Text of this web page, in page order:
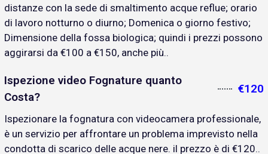
distanze con la sede di smaltimento acque reflue; orario
di lavoro notturno o diurno; Domenica o giorno festivo;
Dimensione della fossa biologica; quindi i prezzi possono
aggirarsi da €100 a €150, anche più..
Ispezione video Fognature quanto
Costa?
€120
Ispezionare la fognatura con videocamera professionale,
è un servizio per affrontare un problema imprevisto nella
condotta di scarico delle acque nere. il prezzo è di €120..